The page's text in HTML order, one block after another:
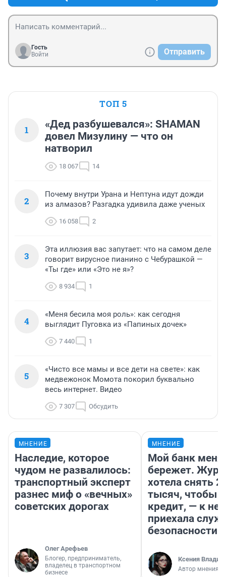
Гость
Войти
Отправить
ТОП 5
1
«Дед разбушевался»: SHAMAN
довел Мизулину — что он
натворил
18 067 14
2
Почему внутри Урана и Нептуна идут дожди
из алмазов? Разгадка удивила даже ученых
16 058 2
3
Эта иллюзия вас запутает: что на самом деле
говорит вирусное пианино с Чебурашкой —
«Ты где» или «Это не я»?
8 934 1
4
«Меня бесила моя роль»: как сегодня
выглядит Пуговка из «Папиных дочек»
7 440 1
5
«Чисто все мамы и все дети на свете»: как
медвежонок Момота покорил буквально
весь интернет. Видео
7 307 Обсудить
МНЕНИЕ
Наследие, которое
чудом не развалилось:
транспортный эксперт
разнес миф о «вечных»
советских дорогах
Олег Арефьев
Блогер, предприниматель,
владелец в транспортном
бизнесе
МНЕНИЕ
Мой банк меня
бережет.
хотела снять
тысяч, чтобы
кредит, — к
приехала
безопасности
Ксения
Автор мнения